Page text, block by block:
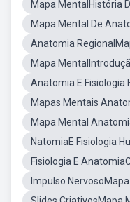
Mapa MentalHistória
Mapa Mental De
Anatomia
Mapa
Anatomia E Fisiologia
Mapas Mentais
Mapa Mental
NatomiaE Fisiologia
Fisiologia E
Impulso